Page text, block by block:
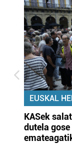
EUSKAL
KASek
dutela